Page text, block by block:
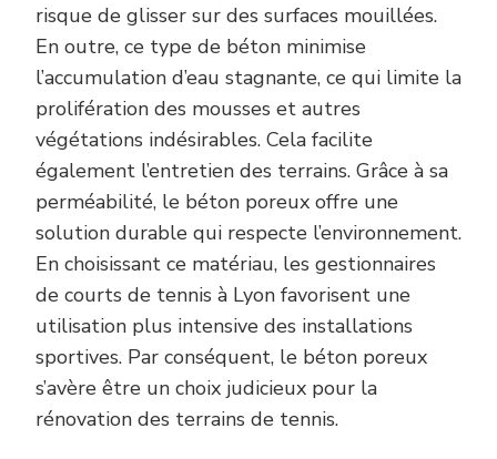
risque de glisser sur des surfaces mouillées.
En outre, ce type de béton minimise
l’accumulation d’eau stagnante, ce qui limite la
prolifération des mousses et autres
végétations indésirables. Cela facilite
également l’entretien des terrains. Grâce à sa
perméabilité, le béton poreux offre une
solution durable qui respecte l’environnement.
En choisissant ce matériau, les gestionnaires
de courts de tennis à Lyon favorisent une
utilisation plus intensive des installations
sportives. Par conséquent, le béton poreux
s’avère être un choix judicieux pour la
rénovation des terrains de tennis.